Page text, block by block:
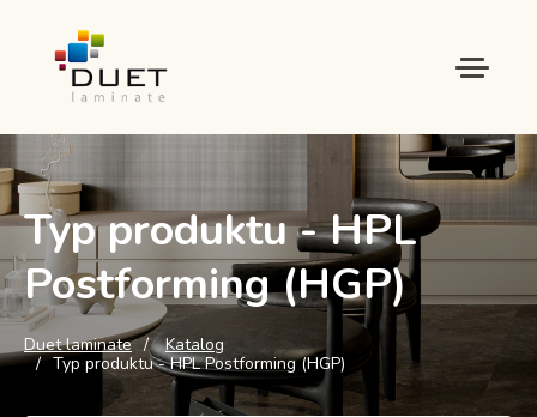
Typ produktu - HPL
Postforming (HGP)
Duet laminate
Katalog
Typ produktu - HPL Postforming (HGP)